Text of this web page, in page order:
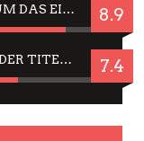
CÉSAR FÜR JIM CARREY? WARUM DAS EINER DER NERVIGSTEN ACTORS IST UND BLEIBT 8.9
JING JING: IN-THAI RÄUMT WIEDER TITEL AB – EIN ZWEI-STUNDEN-ERLEBNISBERICHT 7.4